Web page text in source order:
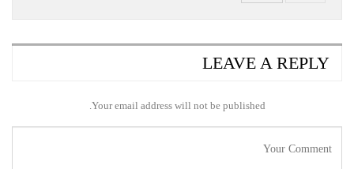
LEAVE A REPLY
Your email address will not be published.